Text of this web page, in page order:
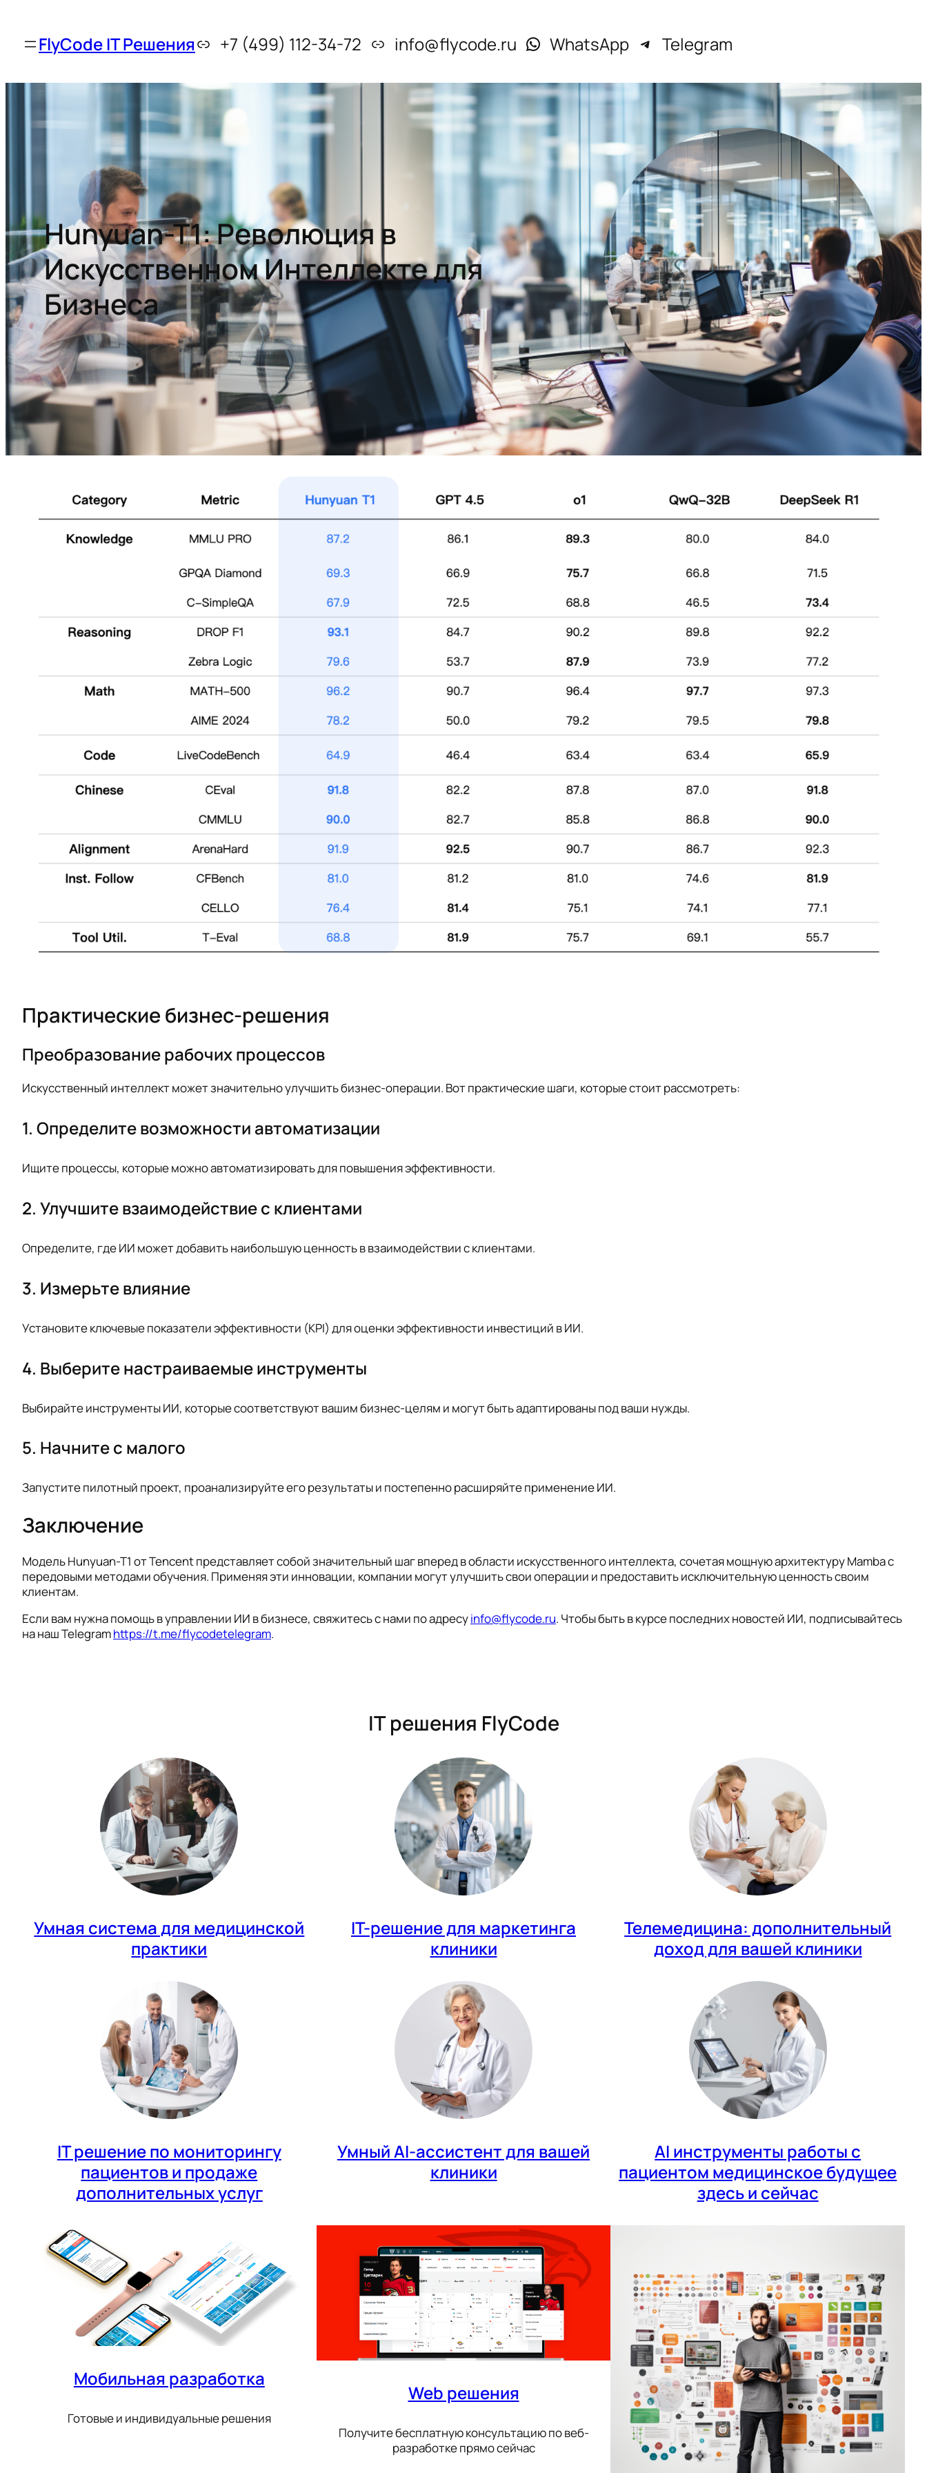
FlyCode IT Решения +7 (499) 112-34-72 info@flycode.ru WhatsApp Telegram
Hunyuan-T1: Революция в
Искусственном Интеллекте для
Бизнеса
Практические бизнес-решения
Преобразование рабочих процессов
Искусственный интеллект может значительно улучшить бизнес-операции. Вот практические шаги, которые стоит рассмотреть:
1. Определите возможности автоматизации
Ищите процессы, которые можно автоматизировать для повышения эффективности.
2. Улучшите взаимодействие с клиентами
Определите, где ИИ может добавить наибольшую ценность в взаимодействии с клиентами.
3. Измерьте влияние
Установите ключевые показатели эффективности (KPI) для оценки эффективности инвестиций в ИИ.
4. Выберите настраиваемые инструменты
Выбирайте инструменты ИИ, которые соответствуют вашим бизнес-целям и могут быть адаптированы под ваши нужды.
5. Начните с малого
Запустите пилотный проект, проанализируйте его результаты и постепенно расширяйте применение ИИ.
Заключение
Модель Hunyuan-T1 от Tencent представляет собой значительный шаг вперед в области искусственного интеллекта, сочетая мощную архитектуру Mamba с
передовыми методами обучения. Применяя эти инновации, компании могут улучшить свои операции и предоставить исключительную ценность своим
клиентам.
Если вам нужна помощь в управлении ИИ в бизнесе, свяжитесь с нами по адресуinfo@flycode.ru. Чтобы быть в курсе последних новостей ИИ, подписывайтесь
на наш Telegramhttps://t.me/flycodetelegram.
IT решения FlyCode
Умная система для медицинской
практики
IT-решение для маркетинга
клиники
Телемедицина: дополнительный
доход для вашей клиники
IT решение по мониторингу
пациентов и продаже
дополнительных услуг
Умный AI-ассистент для вашей
клиники
AI инструменты работы с
пациентом медицинское будущее
здесь и сейчас
Мобильная разработка
Готовые и индивидуальные решения
Web решения
Получите бесплатную консультацию по веб-
разработке прямо сейчас